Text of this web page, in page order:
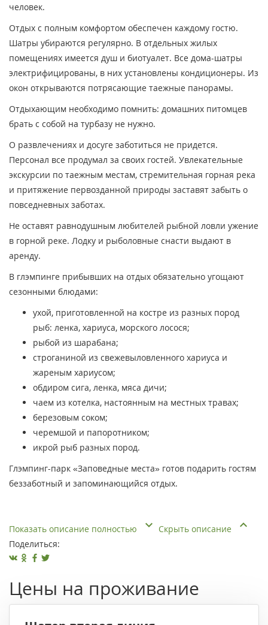
человек.
Отдых с полным комфортом обеспечен каждому гостю.
Шатры убираются регулярно. В отдельных жилых
помещениях имеется душ и биотуалет. Все дома-шатры
электрифицированы, в них установлены кондиционеры. Из
окон открываются потрясающие таежные панорамы.
Отдыхающим необходимо помнить: домашних питомцев
брать с собой на турбазу не нужно.
О развлечениях и досуге заботиться не придется.
Персонал все продумал за своих гостей. Увлекательные
экскурсии по таежным местам, стремительная горная река
и притяжение первозданной природы заставят забыть о
повседневных заботах.
Не оставят равнодушным любителей рыбной ловли ужение
в горной реке. Лодку и рыболовные снасти выдают в
аренду.
В глэмпинге прибывших на отдых обязательно угощают
сезонными блюдами:
ухой, приготовленной на костре из разных пород
рыб: ленка, хариуса, морского лосося;
рыбой из шарабана;
строганиной из свежевыловленного хариуса и
жареным хариусом;
обдиром сига, ленка, мяса дичи;
чаем из котелка, настоянным на местных травах;
березовым соком;
черемшой и папоротником;
икрой рыб разных пород.
Глэмпинг-парк «Заповедные места» готов подарить гостям
беззаботный и запоминающийся отдых.
Показать описание полностью
Скрыть описание
Поделиться:
Цены на проживание